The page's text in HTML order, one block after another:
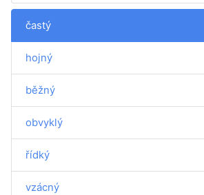
častý
hojný
běžný
obvyklý
řídký
vzácný